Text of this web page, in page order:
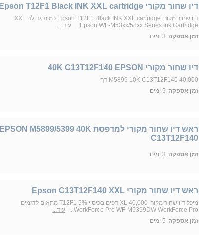
דיו שחור מקורי Epson T12F1 Black INK XXL cartridge
דיו שחור מקורי Epson T12F1 Black INK XXL cartridge כמות גדולה XXL
Epson WF-M53xx/58xx Series Ink Cartridge...
עוד...
זמן אספקה 3 ימים
דיו שחור מקורי 40K C13T12F140 EPSON
M5899 10K C13T12F140 40,000 דף
זמן אספקה 5 ימים
ראש דיו שחור מקורי למדפסת EPSON M5899/5399 40K
C13T12F140
זמן אספקה 3 ימים
ראש דיו שחור מקורי Epson C13T12F140 XXL
מיכל דיו שחור מקורי XL 40,000 דפים בכיסוי 5% T12F1 מתאים לדגמים
WorkForce Pro WF-M5399DW WorkForce Pro...
עוד...
זמן אספקה 5 ימים